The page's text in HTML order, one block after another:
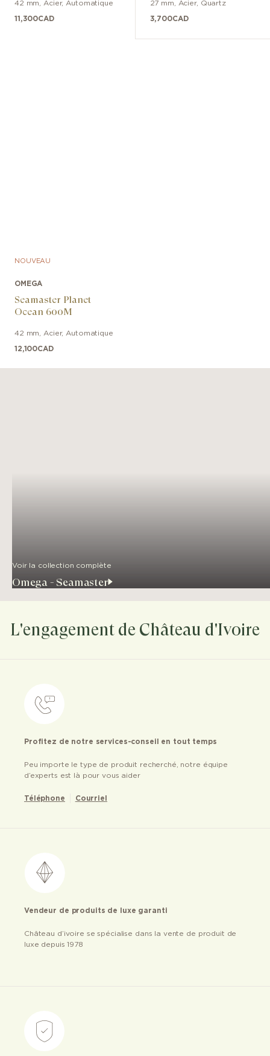
42 mm Acier, Automatique
11,300CAD
27 mm Acier, Quartz
3,700CAD
NOUVEAU
OMEGA
Seamaster Planet
Ocean 600M
42 mm Acier, Automatique
12,100CAD
Voir la collection complète
Omega - Seamaster
L'engagement de Château d'Ivoire
Profitez de notre services-conseil en tout temps
Peu importe le type de produit recherché, notre équipe
d’experts est là pour vous aider
Téléphone Courriel
Vendeur de produits de luxe garanti
Château d’ivoire se spécialise dans la vente de produit de
luxe depuis 1978